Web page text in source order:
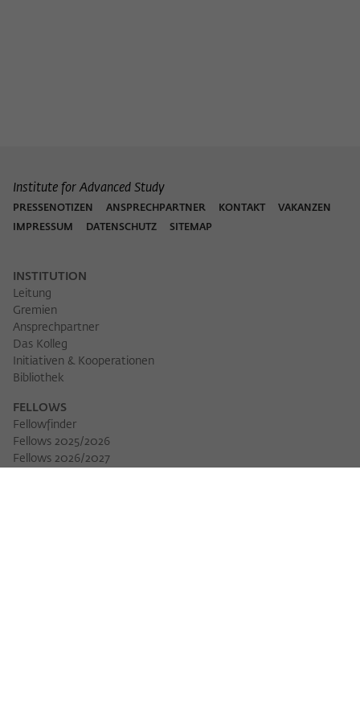
Institute for Advanced Study
PRESSENOTIZEN ANSPRECHPARTNER KONTAKT
VAKANZEN
IMPRESSUM
DATENSCHUTZ SITEMAP
INSTITUTION
Leitung
Gremien
Ansprechpartner
Das Kolleg
Initiativen & Kooperationen
Bibliothek
FELLOWS
Fellowfinder
Fellows 2025/2026
Fellows 2026/2027